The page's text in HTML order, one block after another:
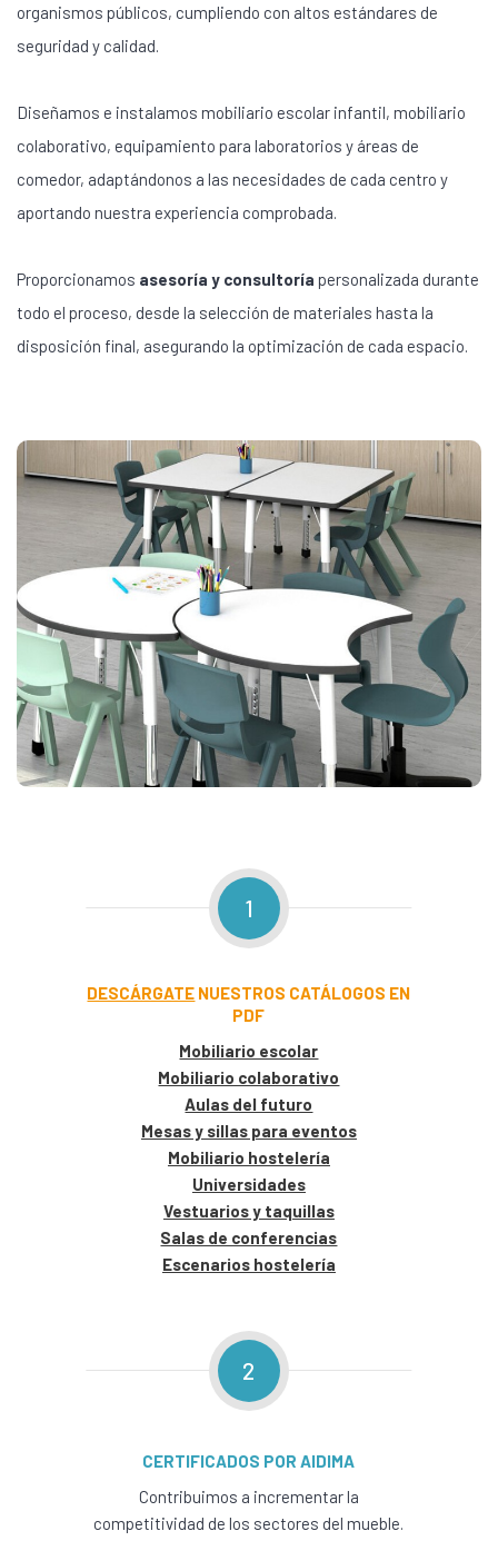
organismos públicos, cumpliendo con altos estándares de
seguridad y calidad.
Diseñamos e instalamos mobiliario escolar infantil, mobiliario
colaborativo, equipamiento para laboratorios y áreas de
comedor, adaptándonos a las necesidades de cada centro y
aportando nuestra experiencia comprobada.
Proporcionamos asesoría y consultoría personalizada durante
todo el proceso, desde la selección de materiales hasta la
disposición final, asegurando la optimización de cada espacio.
1
DESCÁRGATE NUESTROS CATÁLOGOS EN
PDF
Mobiliario escolar
Mobiliario colaborativo
Aulas del futuro
Mesas y sillas para eventos
Mobiliario hostelería
Universidades
Vestuarios y taquillas
Salas de conferencias
Escenarios hostelería
2
CERTIFICADOS POR AIDIMA
Contribuimos a incrementar la
competitividad de los sectores del mueble.